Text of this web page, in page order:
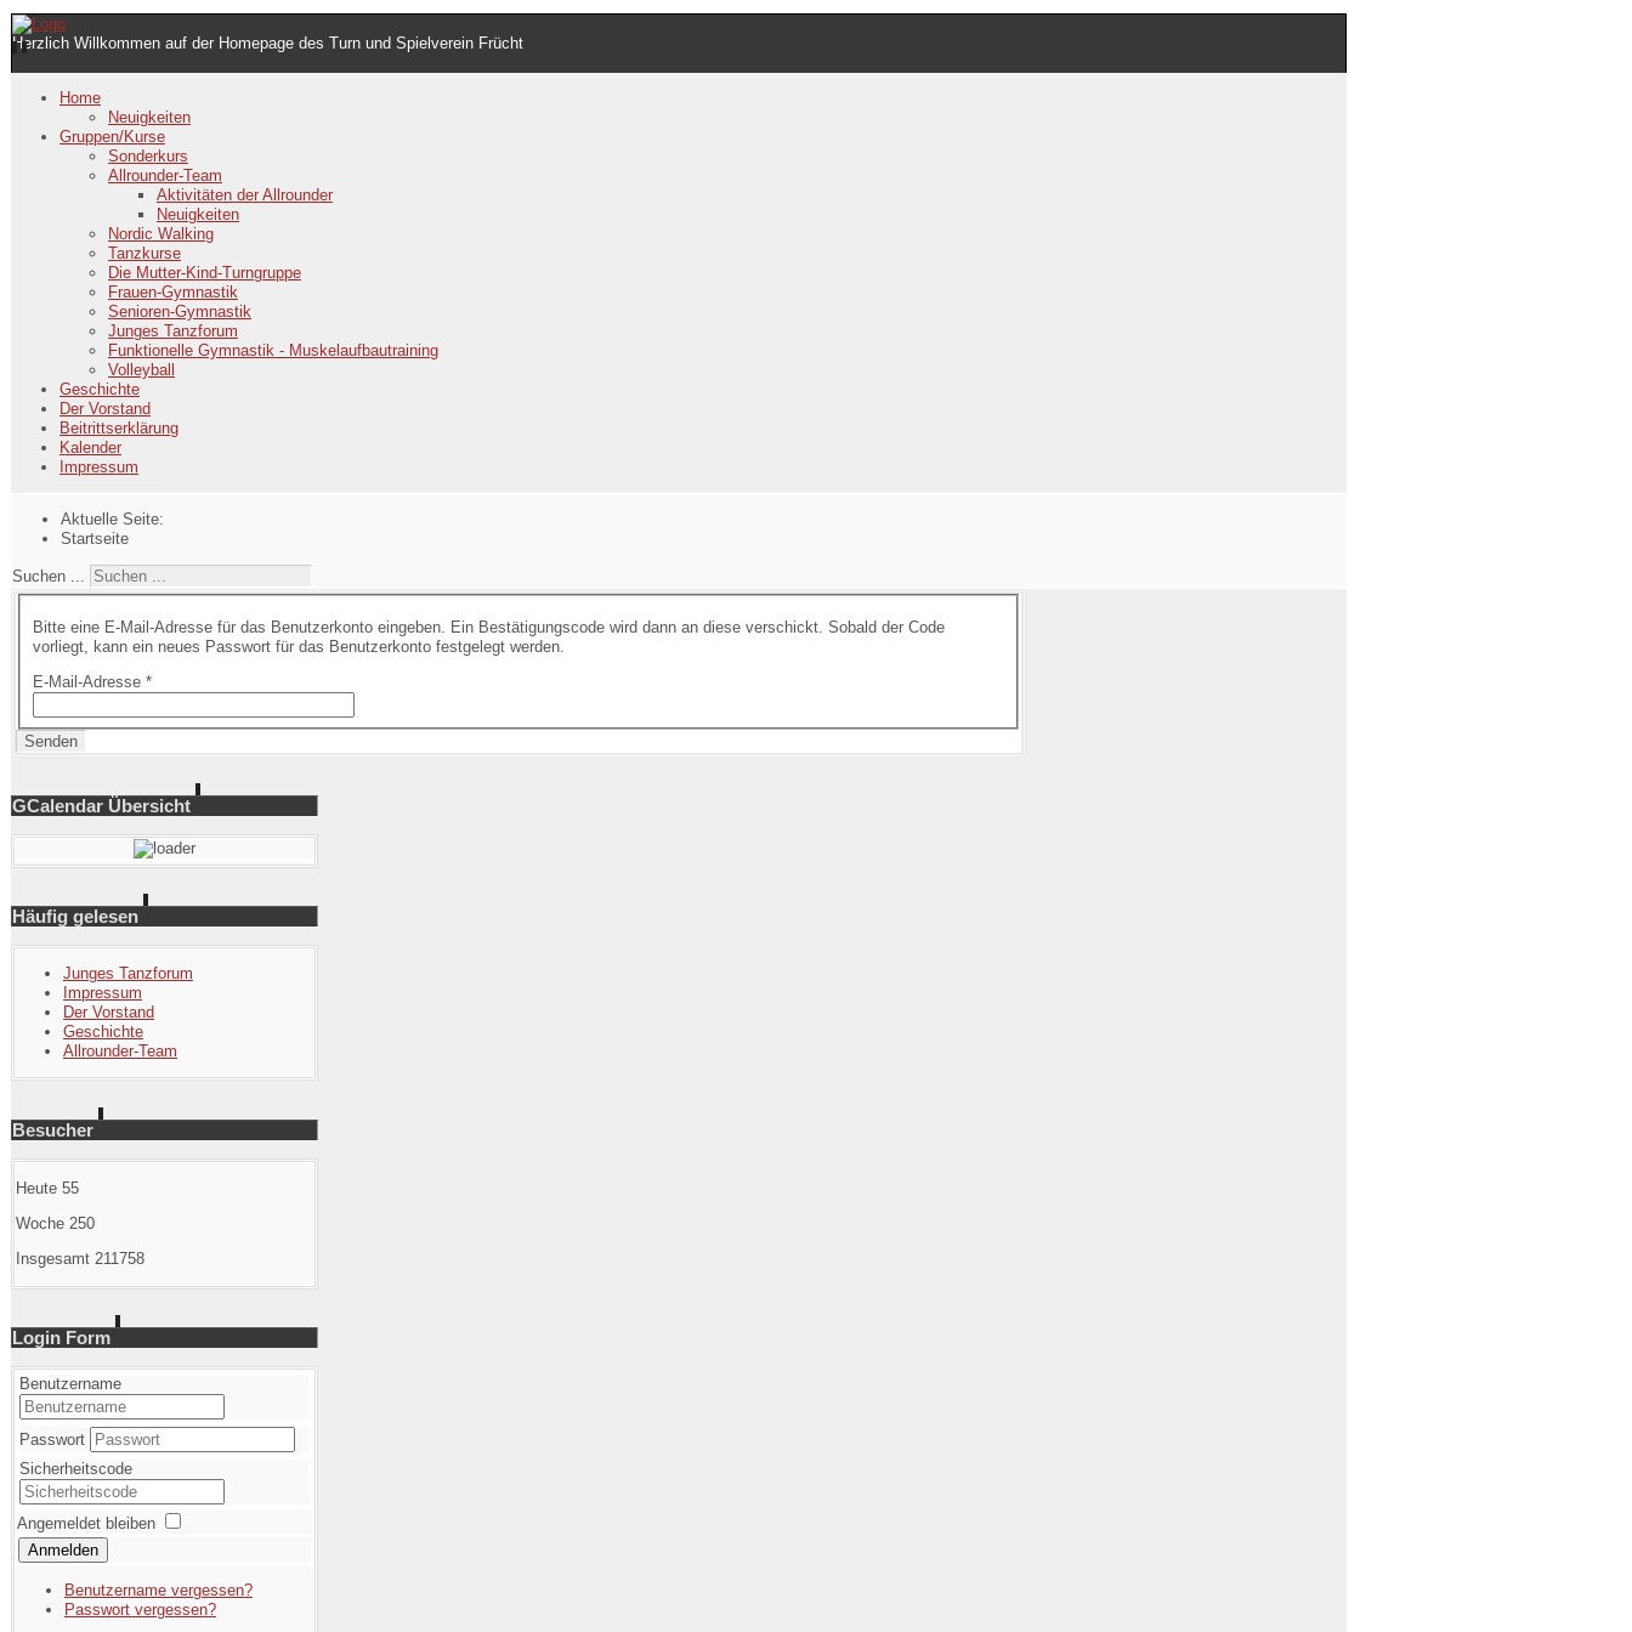
Herzlich Willkommen auf der Homepage des Turn und Spielverein Frücht
Home
Neuigkeiten
Gruppen/Kurse
Sonderkurs
Allrounder-Team
Aktivitäten der Allrounder
Neuigkeiten
Nordic Walking
Tanzkurse
Die Mutter-Kind-Turngruppe
Frauen-Gymnastik
Senioren-Gymnastik
Junges Tanzforum
Funktionelle Gymnastik - Muskelaufbautraining
Volleyball
Geschichte
Der Vorstand
Beitrittserklärung
Kalender
Impressum
Aktuelle Seite:
Startseite
Suchen ...
Bitte eine E-Mail-Adresse für das Benutzerkonto eingeben. Ein Bestätigungscode wird dann an diese verschickt. Sobald der Code
vorliegt, kann ein neues Passwort für das Benutzerkonto festgelegt werden.
E-Mail-Adresse*
Senden
GCalendar Übersicht
Häufig gelesen
Junges Tanzforum
Impressum
Der Vorstand
Geschichte
Allrounder-Team
Besucher
Heute 55
Woche 250
Insgesamt 211758
Login Form
Benutzername
Passwort
Sicherheitscode
Angemeldet bleiben
Anmelden
Benutzername vergessen?
Passwort vergessen?